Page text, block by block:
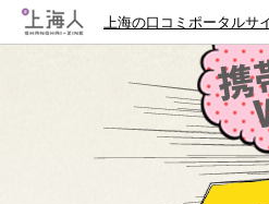
上海の口コミポータルサ